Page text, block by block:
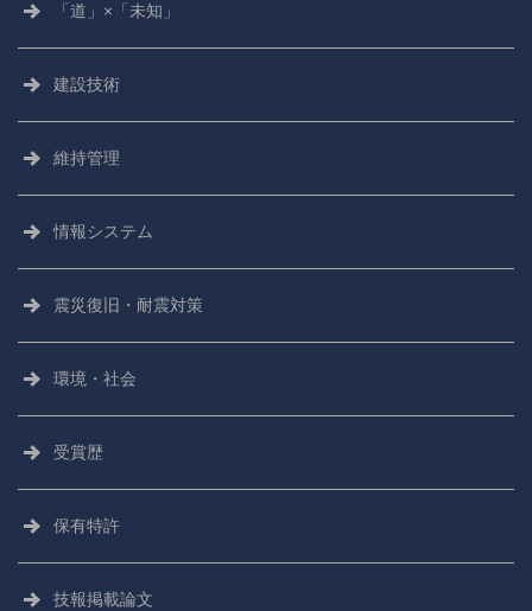
「道」×「未知」
建設技術
維持管理
情報システム
震災復旧・耐震対策
環境・社会
受賞歴
保有特許
技報掲載論文